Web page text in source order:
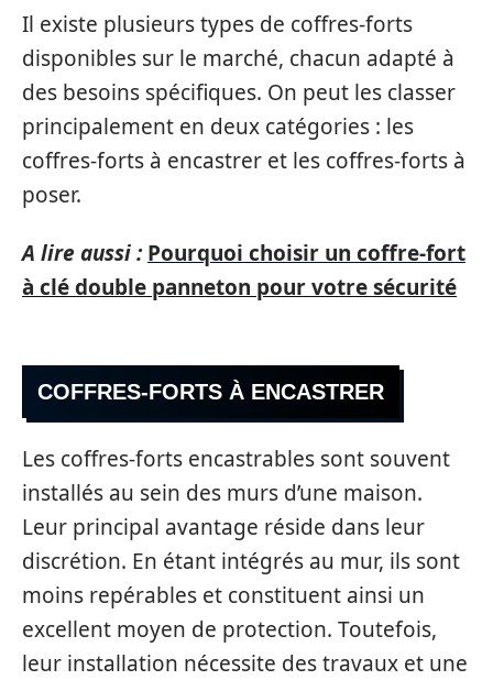
Il existe plusieurs types de coffres-forts
disponibles sur le marché, chacun adapté à
des besoins spécifiques. On peut les classer
principalement en deux catégories : les
coffres-forts à encastrer et les coffres-forts à
poser.
A lire aussi : Pourquoi choisir un coffre-fort
à clé double panneton pour votre sécurité
COFFRES-FORTS À ENCASTRER
Les coffres-forts encastrables sont souvent
installés au sein des murs d’une maison.
Leur principal avantage réside dans leur
discrétion. En étant intégrés au mur, ils sont
moins repérables et constituent ainsi un
excellent moyen de protection. Toutefois,
leur installation nécessite des travaux et une